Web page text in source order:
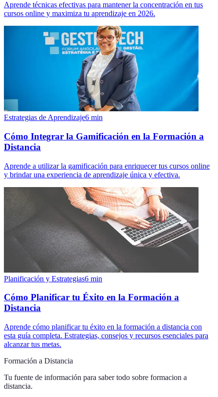
Aprende técnicas efectivas para mantener la concentración en tus
cursos online y maximiza tu aprendizaje en 2026.
Estrategias de Aprendizaje6 min
Cómo Integrar la Gamificación en la Formación a
Distancia
Aprende a utilizar la gamificación para enriquecer tus cursos online
y brindar una experiencia de aprendizaje única y efectiva.
Planificación y Estrategias6 min
Cómo Planificar tu Éxito en la Formación a
Distancia
Aprende cómo planificar tu éxito en la formación a distancia con
esta guía completa. Estrategias, consejos y recursos esenciales para
alcanzar tus metas.
Formación a Distancia
Tu fuente de información para saber todo sobre formacion a
distancia.